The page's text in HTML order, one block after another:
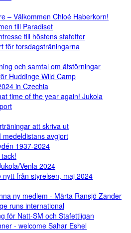
– Välkommen Chloé Haberkorn!
till Paradiset
till höstens stafetter
för torsdagsträningarna
och samtal om ätstörningar
Huddinge Wild Camp
in Czechia
time of the year again! Jukola
att skriva ut
medeldistans avgjort
1937-2024
Venla 2024
nytt från styrelsen, maj 2024
ny medlem - Märta Ransjö Zander
runs international
för Natt-SM och Stafettligan
- welcome Sahar Eshel